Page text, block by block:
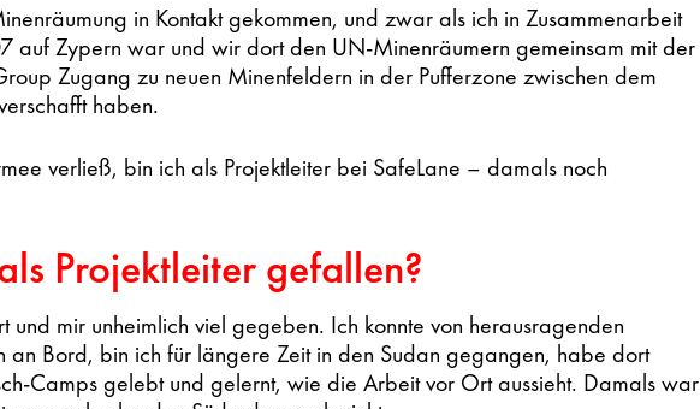
in Kontakt gekommen, und zwar als ich in Zusammenarbeit
auf Zypern war und wir dort den UN-Minenräumern gemeinsam mit der
Zugang zu neuen Minenfeldern in der Pufferzone zwischen dem
haben.
verließ, bin ich als Projektleiter bei SafeLane – damals noch
Projektleiter gefallen?
und mir unheimlich viel gegeben. Ich konnte von herausragenden
an Bord, bin ich für längere Zeit in den Sudan gegangen, habe dort
Camps gelebt und gelernt, wie die Arbeit vor Ort aussieht. Damals war